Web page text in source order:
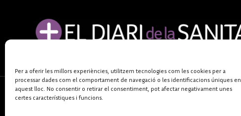
Per a oferir les millors experiències, utilitzem tecnologies com les cookies per a
processar dades com el comportament de navegació o les identificacions úniques en
aquest lloc. No consentir o retirar el consentiment, pot afectar negativament unes
certes característiques i funcions.